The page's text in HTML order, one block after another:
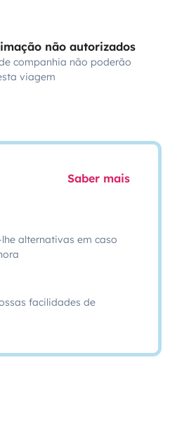
não autorizados
companhia não poderão
viagem
Saber mais
alternativas em caso
facilidades de